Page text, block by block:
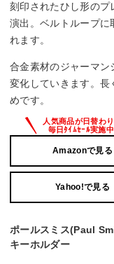
刻印されたひし形のプ
演出。ベルトループに
れます。
合金素材のジャーマン
変化していきます。長
めです。
Amazonで見る
Yahoo!で見る
ポールスミス(Paul
キーホルダー